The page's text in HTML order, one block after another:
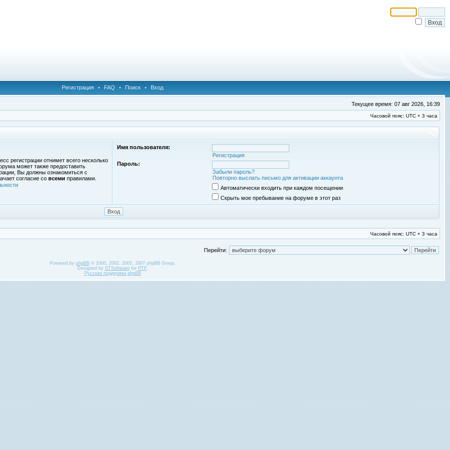
Регистрация • FAQ • Поиск • Вход
Текущее время: 07 авг 2026, 16:39
Часовой пояс: UTC + 3 часа
регистрации отнимет всего несколько
может также предоставить
Вы должны ознакомиться с
согласие со всеми правилами.
Имя пользователя:
Регистрация
Пароль:
Забыли пароль?
Повторно выслать письмо для активации аккаунта
Автоматически входить при каждом посещении
Скрыть мое пребывание на форуме в этот раз
Часовой пояс: UTC + 3 часа
Перейти:
Powered by phpBB© 2000, 2002, 2005, 2007 phpBB Group.
Designed by STSoftwarefor PTF.
Русская поддержка phpBB